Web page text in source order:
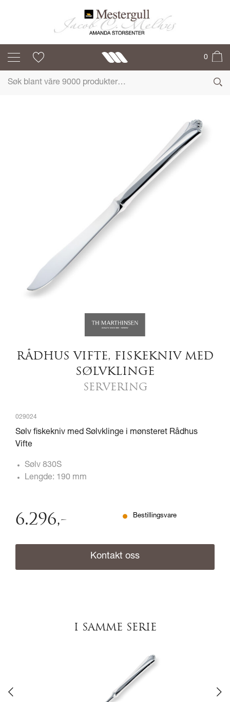
0
RÅDHUS VIFTE, FISKEKNIV MED
SØLVKLINGE
SERVERING
029024
Sølv fiskekniv med Sølvklinge i mønsteret Rådhus
Vifte
Sølv 830S
Lengde: 190 mm
6.296,- Bestillingsvare
Kontakt oss
I SAMME SERIE
RÅDHUS m/VIFTE